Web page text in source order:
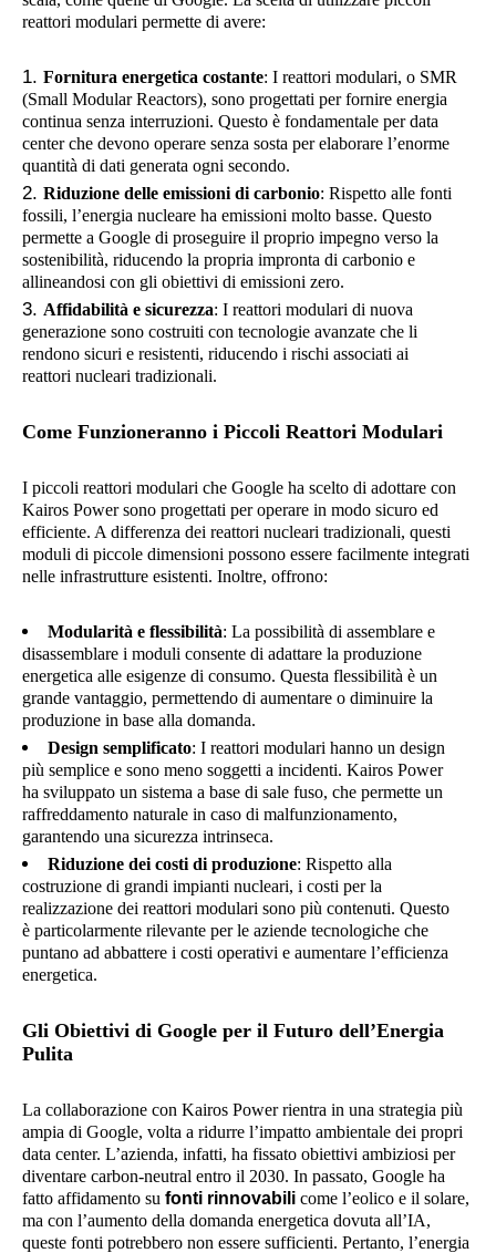
reattori modulari permette di avere:
Fornitura energetica costante: I reattori modulari, o SMR
(Small Modular Reactors), sono progettati per fornire energia
continua senza interruzioni. Questo è fondamentale per data
center che devono operare senza sosta per elaborare l’enorme
quantità di dati generata ogni secondo.
Riduzione delle emissioni di carbonio: Rispetto alle fonti
fossili, l’energia nucleare ha emissioni molto basse. Questo
permette a Google di proseguire il proprio impegno verso la
sostenibilità, riducendo la propria impronta di carbonio e
allineandosi con gli obiettivi di emissioni zero.
Affidabilità e sicurezza: I reattori modulari di nuova
generazione sono costruiti con tecnologie avanzate che li
rendono sicuri e resistenti, riducendo i rischi associati ai
reattori nucleari tradizionali.
Come Funzioneranno i Piccoli Reattori Modulari
I piccoli reattori modulari che Google ha scelto di adottare con
Kairos Power sono progettati per operare in modo sicuro ed
efficiente. A differenza dei reattori nucleari tradizionali, questi
moduli di piccole dimensioni possono essere facilmente integrati
nelle infrastrutture esistenti. Inoltre, offrono:
Modularità e flessibilità: La possibilità di assemblare e
disassemblare i moduli consente di adattare la produzione
energetica alle esigenze di consumo. Questa flessibilità è un
grande vantaggio, permettendo di aumentare o diminuire la
produzione in base alla domanda.
Design semplificato: I reattori modulari hanno un design
più semplice e sono meno soggetti a incidenti. Kairos Power
ha sviluppato un sistema a base di sale fuso, che permette un
raffreddamento naturale in caso di malfunzionamento,
garantendo una sicurezza intrinseca.
Riduzione dei costi di produzione: Rispetto alla
costruzione di grandi impianti nucleari, i costi per la
realizzazione dei reattori modulari sono più contenuti. Questo
è particolarmente rilevante per le aziende tecnologiche che
puntano ad abbattere i costi operativi e aumentare l’efficienza
energetica.
Gli Obiettivi di Google per il Futuro dell’Energia
Pulita
La collaborazione con Kairos Power rientra in una strategia più
ampia di Google, volta a ridurre l’impatto ambientale dei propri
data center. L’azienda, infatti, ha fissato obiettivi ambiziosi per
diventare carbon-neutral entro il 2030. In passato, Google ha
fatto affidamento su fonti rinnovabili come l’eolico e il solare,
ma con l’aumento della domanda energetica dovuta all’IA,
queste fonti potrebbero non essere sufficienti. Pertanto, l’energia